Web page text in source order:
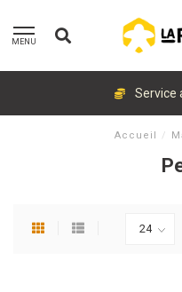
MENU
Service
Accueil /